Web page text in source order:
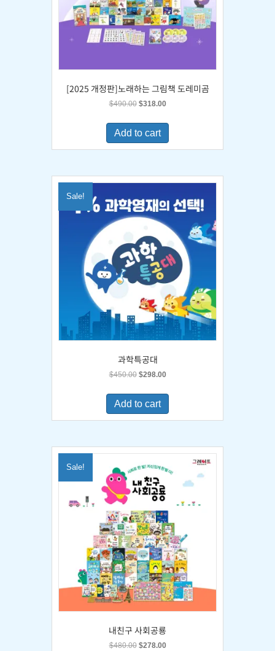
[2025 개정판]노래하는 그림책 도레미곰
$490.00 Original
was:
$490.00.
$318.00Current
is:
Add to cart
Sale!
과학특공대
$450.00 Original
was:
$450.00.
$298.00Current
is:
Add to cart
Sale!
내친구 사회공룡
$480.00 Original
$278.00Current